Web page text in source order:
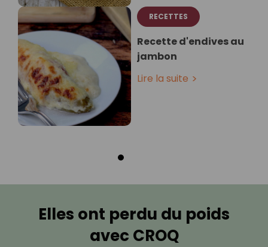
RECETTES
Recette d'endives au
jambon
Lire la suite
Elles ont perdu du poids
avec CROQ